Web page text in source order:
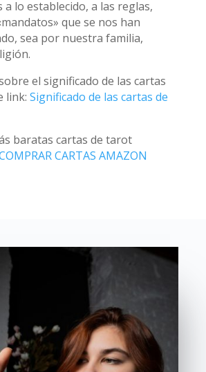
lo establecido, a las reglas,
que se nos han
sea por nuestra familia,
el significado de las cartas
link: Significado de las cartas de
baratas cartas de tarot
CARTAS AMAZON